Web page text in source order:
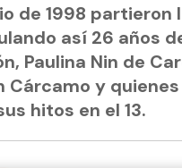
de 1998
así 26 años
Paulina Nin de
Cárcamo y
hitos en el 13.